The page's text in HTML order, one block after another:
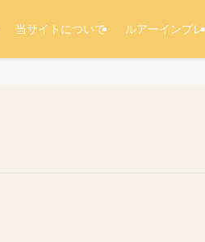
当サイトについて ルアーインプレ